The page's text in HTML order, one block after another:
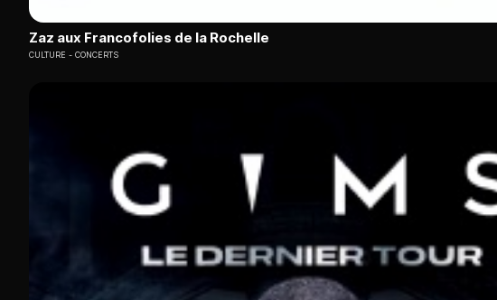
Zaz aux Francofolies de la Rochelle
CULTURE CONCERTS